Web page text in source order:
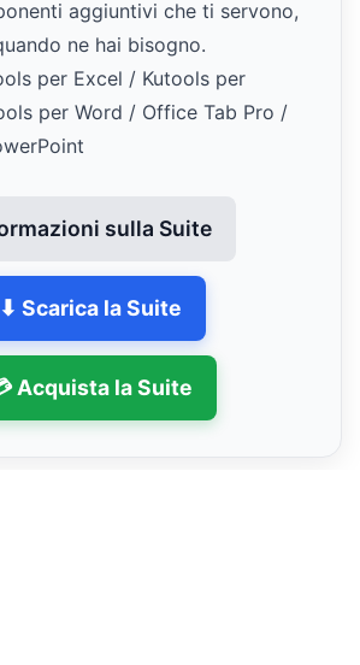
aggiuntivi che ti servono,
ne hai bisogno.
per Excel / Kutools per
per Word / Office Tab Pro /
sulla Suite
⬇ Scarica la Suite
Acquista la Suite